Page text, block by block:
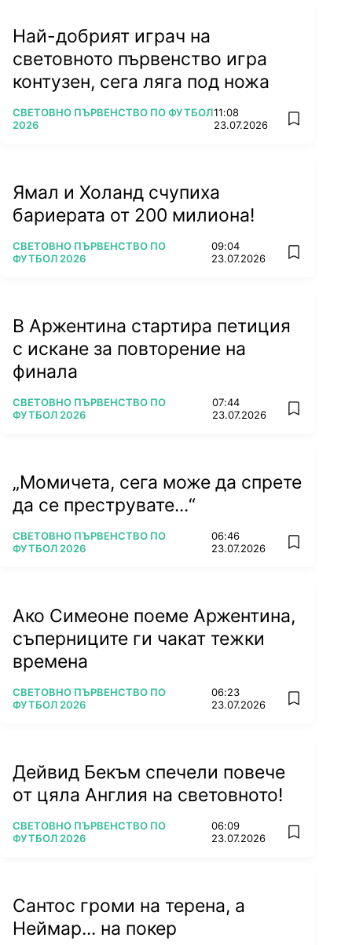
Най-добрият играч на
световното първенство игра
контузен, сега ляга под ножа
ПОВЕЧЕ ОТ
СВЕТОВНО ПЪРВЕНСТВО ПО ФУТБОЛ
2026
11:08
23.07.2026
add
Ямал и Холанд счупиха
бариерата от 200 милиона!
ПОВЕЧЕ ОТ
СВЕТОВНО ПЪРВЕНСТВО ПО
ФУТБОЛ 2026
09:04
23.07.2026
add
В Аржентина стартира петиция
с искане за повторение на
финала
ПОВЕЧЕ ОТ
СВЕТОВНО ПЪРВЕНСТВО ПО
ФУТБОЛ 2026
07:44
23.07.2026
add
„Момичета, сега може да спрете
да се преструвате...“
ПОВЕЧЕ ОТ
СВЕТОВНО ПЪРВЕНСТВО ПО
ФУТБОЛ 2026
06:46
23.07.2026
add
Ако Симеоне поеме Аржентина,
съперниците ги чакат тежки
времена
ПОВЕЧЕ ОТ
СВЕТОВНО ПЪРВЕНСТВО ПО
ФУТБОЛ 2026
06:23
23.07.2026
add
Дейвид Бекъм спечели повече
от цяла Англия на световното!
ПОВЕЧЕ ОТ
СВЕТОВНО ПЪРВЕНСТВО ПО
ФУТБОЛ 2026
06:09
23.07.2026
add
Сантос громи на терена, а
Неймар... на покер